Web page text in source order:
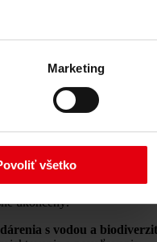
Marketing
všetko
na životné prostredie
a riadenie tohto
ukončený.
s vodou a